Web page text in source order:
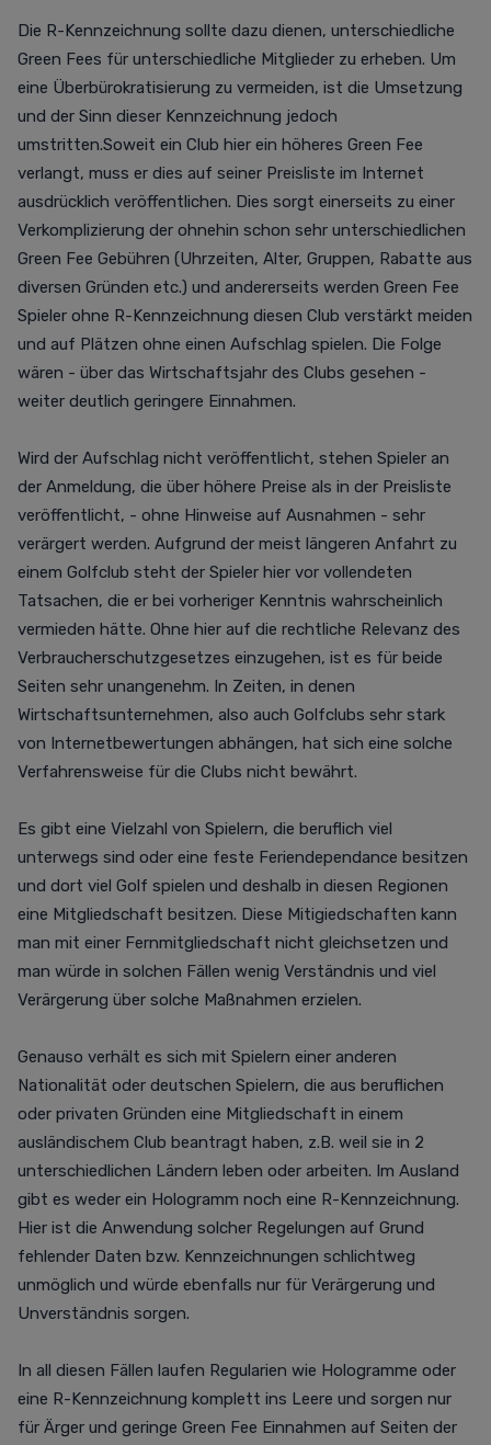
Die R-Kennzeichnung sollte dazu dienen, unterschiedliche
Green Fees für unterschiedliche Mitglieder zu erheben. Um
eine Überbürokratisierung zu vermeiden, ist die Umsetzung
und der Sinn dieser Kennzeichnung jedoch
umstritten.Soweit ein Club hier ein höheres Green Fee
verlangt, muss er dies auf seiner Preisliste im Internet
ausdrücklich veröffentlichen. Dies sorgt einerseits zu einer
Verkomplizierung der ohnehin schon sehr unterschiedlichen
Green Fee Gebühren (Uhrzeiten, Alter, Gruppen, Rabatte aus
diversen Gründen etc.) und andererseits werden Green Fee
Spieler ohne R-Kennzeichnung diesen Club verstärkt meiden
und auf Plätzen ohne einen Aufschlag spielen. Die Folge
wären - über das Wirtschaftsjahr des Clubs gesehen -
weiter deutlich geringere Einnahmen.
Wird der Aufschlag nicht veröffentlicht, stehen Spieler an
der Anmeldung, die über höhere Preise als in der Preisliste
veröffentlicht, - ohne Hinweise auf Ausnahmen - sehr
verärgert werden. Aufgrund der meist längeren Anfahrt zu
einem Golfclub steht der Spieler hier vor vollendeten
Tatsachen, die er bei vorheriger Kenntnis wahrscheinlich
vermieden hätte. Ohne hier auf die rechtliche Relevanz des
Verbraucherschutzgesetzes einzugehen, ist es für beide
Seiten sehr unangenehm. In Zeiten, in denen
Wirtschaftsunternehmen, also auch Golfclubs sehr stark
von Internetbewertungen abhängen, hat sich eine solche
Verfahrensweise für die Clubs nicht bewährt.
Es gibt eine Vielzahl von Spielern, die beruflich viel
unterwegs sind oder eine feste Feriendependance besitzen
und dort viel Golf spielen und deshalb in diesen Regionen
eine Mitgliedschaft besitzen. Diese Mitigiedschaften kann
man mit einer Fernmitgliedschaft nicht gleichsetzen und
man würde in solchen Fällen wenig Verständnis und viel
Verärgerung über solche Maßnahmen erzielen.
Genauso verhält es sich mit Spielern einer anderen
Nationalität oder deutschen Spielern, die aus beruflichen
oder privaten Gründen eine Mitgliedschaft in einem
ausländischem Club beantragt haben, z.B. weil sie in 2
unterschiedlichen Ländern leben oder arbeiten. Im Ausland
gibt es weder ein Hologramm noch eine R-Kennzeichnung.
Hier ist die Anwendung solcher Regelungen auf Grund
fehlender Daten bzw. Kennzeichnungen schlichtweg
unmöglich und würde ebenfalls nur für Verärgerung und
Unverständnis sorgen.
In all diesen Fällen laufen Regularien wie Hologramme oder
eine R-Kennzeichnung komplett ins Leere und sorgen nur
für Ärger und geringe Green Fee Einnahmen auf Seiten der